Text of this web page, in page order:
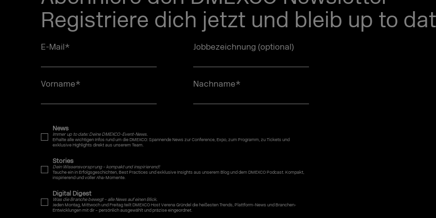
Registriere dich jetzt und bleib up to
E-Mail* Jobbezeichnung (optional)
Vorname* Nachname*
News
Immer up to date: Deine DMEXCO-Event-News.
Erhalte alle wichtigen Infos rund um die DMEXCO: Spannende News zur Conference, Expo, zum Programm, zu Tickets und
exklusive Highlights direkt aus unserem Team.
Stories
Dein Wissensvorsprung – kompakt und inspirierend!
Tauche ein in Erfolgsgeschichten, Best Practices und exklusive Insights aus unserem Blog und dem DMEXCO Podcast. Kompakt,
inspirierend und voller Aha-Momente.
Digital Digest
Was die Branche bewegt – alle News auf einen Blick.
Jeden Montag, Mittwoch und Freitag teilt DMEXCO Host Verena Gründel die heißesten Trends, Plattform-News und Branchen-
Entwicklungen mit dir – persönlich ausgewählt und präzise eingeordnet.